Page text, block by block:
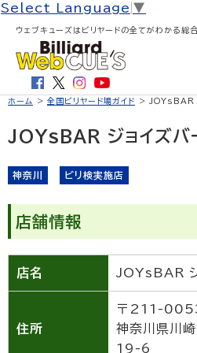
Select Language ▼
ウェブキューズはビリヤードの全てがわかる総合
ホーム > 全国ビリヤード場ガイド > JOYsBAR
JOYsBAR ジョイズバ
神奈川 ビリ検実施店
店舗情報
店名 JOYsBAR
住所
〒211-
神奈川県川
19-6